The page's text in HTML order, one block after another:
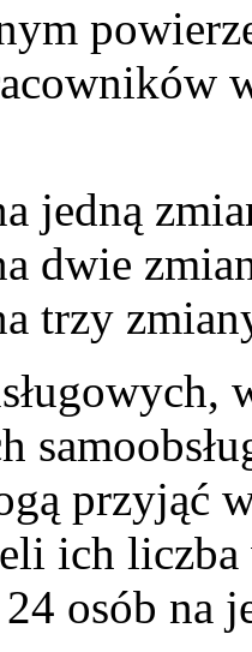
jedną
dwie
trzy
przyjąć
ich
osób na